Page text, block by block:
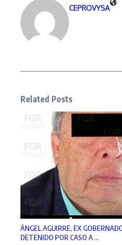
CEPROVYSA
Related Posts
ÁNGEL AGUIRRE, EX
DETENIDO POR CASO A ...